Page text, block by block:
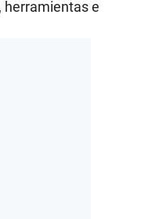
herramientas e